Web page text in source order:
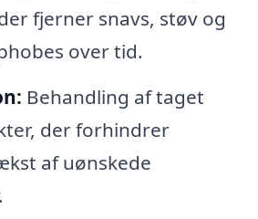
fjerner snavs, støv og
over tid.
Behandling af taget
der forhindrer
af uønskede